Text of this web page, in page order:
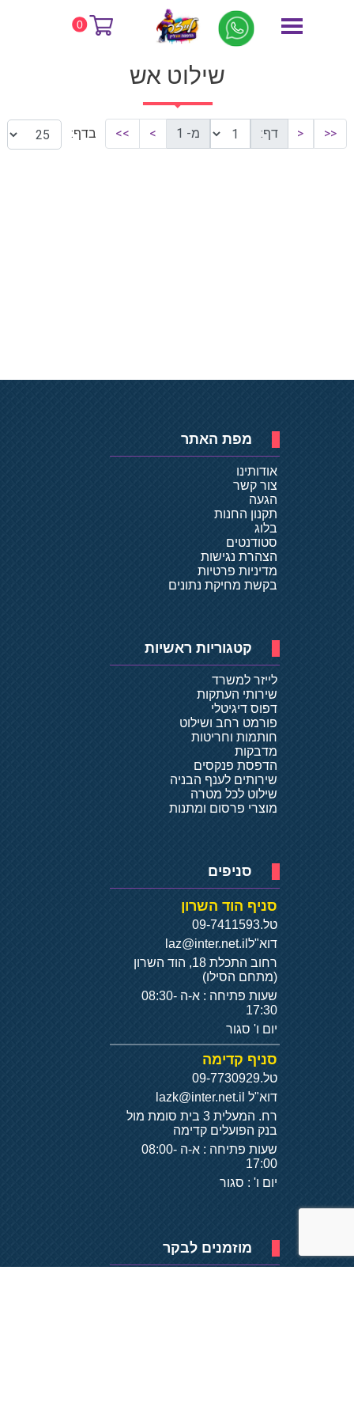
0 דף הבית שילוט אש
שילוט אש
<<
< דף: מ- 1 >
>> בדף:
מפת האתר
אודותינו
צור קשר
הגעה
תקנון החנות
בלוג
סטודנטים
הצהרת נגישות
מדיניות פרטיות
בקשת מחיקת נתונים
קטגוריות ראשיות
לייזר למשרד
שירותי העתקות
דפוס דיגיטלי
פורמט רחב ושילוט
חותמות וחריטות
מדבקות
הדפסת פנקסים
שירותים לענף הבניה
שילוט לכל מטרה
מוצרי פרסום ומתנות
סניפים
סניף הוד השרון
טל.09-7411593
דוא"ל laz@inter.net.il
רחוב התכלת 18, הוד השרון
(מתחם הסילו)
שעות פתיחה : א-ה 08:30-
17:30
יום ו' סגור
סניף קדימה
טל.09-7730929
דוא"ל
רח. המעלית 3 בית סומת מול
בנק הפועלים קדימה
שעות פתיחה : א-ה 08:00-
17:00
יום ו' : סגור
מוזמנים לבקר